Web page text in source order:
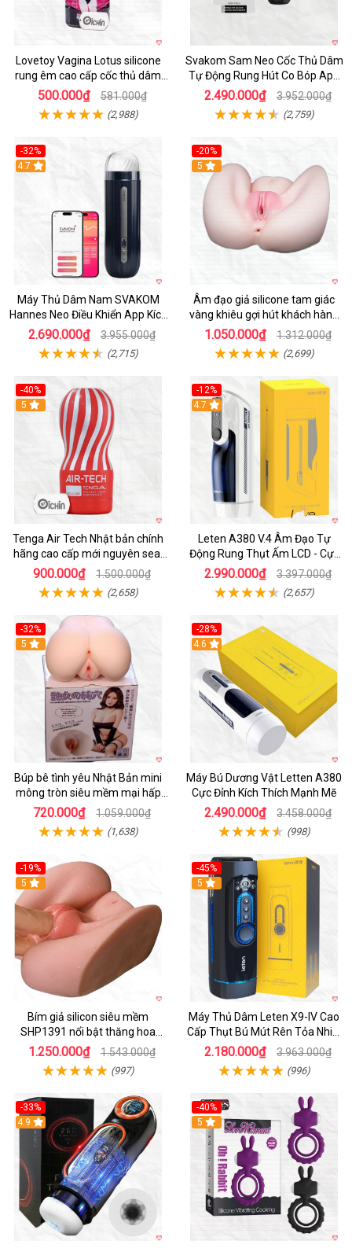
Lovetoy Vagina Lotus silicone
rung êm cao cấp cốc thủ dâm
nam
500.000₫ 581.000₫
(2,988)
Svakom Sam Neo Cốc Thủ Dâm
Tự Động Rung Hút Co Bóp App
Điều Khiển
2.490.000₫ 3.952.000₫
(2,759)
-32%
Hot
4.7
Máy Thủ Dâm Nam SVAKOM
Hannes Neo Điều Khiển App Kích
Thích
2.690.000₫ 3.955.000₫
(2,715)
-20%
Hot
5
Âm đạo giả silicone tam giác
vàng khiêu gợi hút khách hàng
nam
1.050.000₫ 1.312.000₫
(2,699)
-40%
Hot
5
Tenga Air Tech Nhật bản chính
hãng cao cấp mới nguyên seal
giá tốt
900.000₫ 1.500.000₫
(2,658)
-12%
Hot
4.7
Leten A380 V.4 Âm Đạo Tự
Động Rung Thụt Ấm LCD - Cực
Phê
2.990.000₫ 3.397.000₫
(2,657)
-32%
Hot
5
Búp bê tình yêu Nhật Bản mini
mông tròn siêu mềm mại hấp
dẫn
720.000₫ 1.059.000₫
(1,638)
-28%
Hot
4.6
Máy Bú Dương Vật Letten A380
Cực Đỉnh Kích Thích Mạnh Mẽ
2.490.000₫ 3.458.000₫
(998)
-19%
Hot
5
Bím giả silicon siêu mềm
SHP1391 nổi bật thăng hoa
hoàn hảo
1.250.000₫ 1.543.000₫
(997)
-45%
Hot
5
Máy Thủ Dâm Leten X9-IV Cao
Cấp Thụt Bú Mút Rên Tỏa Nhiệt
Sạc Pin
2.180.000₫ 3.963.000₫
(996)
-33%
Hot
4.9
-40%
5